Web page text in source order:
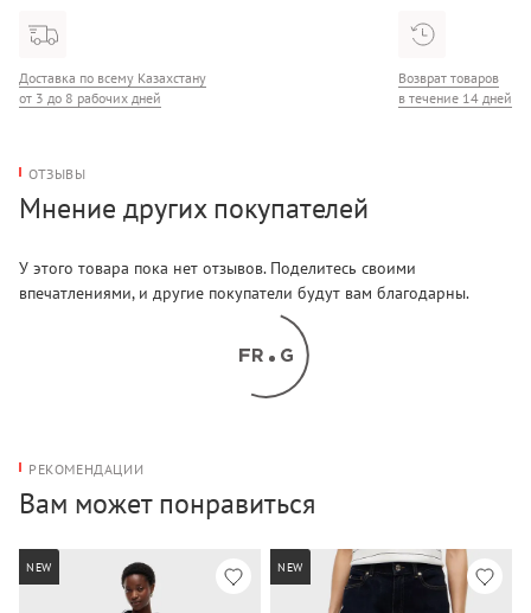
Доставка по всему Казахстану
от 3 до 8 рабочих дней
Возврат товаров
в течение 14 дней
ОТЗЫВЫ
Мнение других покупателей
У этого товара пока нет отзывов. Поделитесь своими
впечатлениями, и другие покупатели будут вам благодарны.
РЕКОМЕНДАЦИИ
Вам может понравиться
NEW NEW